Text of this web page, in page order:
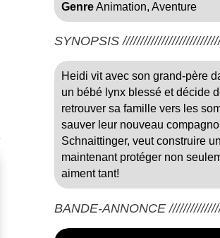
GenreAnimation, Aventure
SYNOPSIS
Heidi vit avec son grand-père
un bébé lynx blessé et décide
retrouver sa famille vers les
sauver leur nouveau
Schnaittinger, veut construire
maintenant protéger non
aiment tant!
BANDE-ANNONCE